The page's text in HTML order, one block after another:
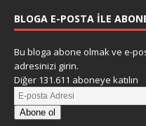
BLOGA E-POSTA ILE
Bu bloga abone olmak ve e-
adresinizi girin.
Diğer 131.611 aboneye katılın
Abone ol